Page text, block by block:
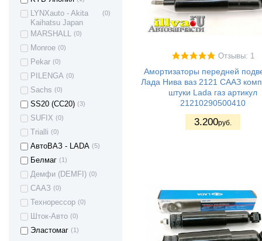
LYNXauto - Akita
Kaihatsu Japan
(0)
MARSHALL (0)
Monroe (0)
Pekar (0)
PILENGA (0)
Sachs (0)
SS20 (СС20) (3)
SUFIX (0)
Trialli (0)
АвтоВАЗ - LADA (5)
Белмаг (1)
Демфи (DEMFI) (0)
СААЗ (0)
Технорессор (0)
Шток-Авто (0)
Эластомаг (1)
Отзывы: 1
Амортизаторы передней
Лада Нива ваз 2121 СААЗ
штуки Lada газ артикул
21210290500410
3.200руб.